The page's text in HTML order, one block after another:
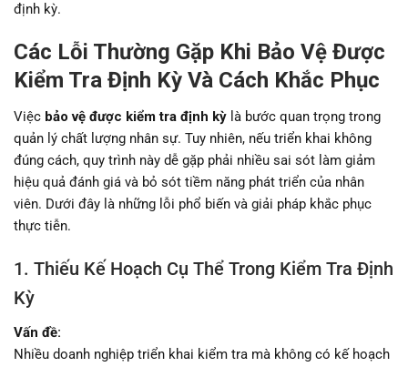
định kỳ.
Các Lỗi Thường Gặp Khi Bảo Vệ Được
Kiểm Tra Định Kỳ Và Cách Khắc Phục
Việc bảo vệ được kiểm tra định kỳ là bước quan trọng trong
quản lý chất lượng nhân sự. Tuy nhiên, nếu triển khai không
đúng cách, quy trình này dễ gặp phải nhiều sai sót làm giảm
hiệu quả đánh giá và bỏ sót tiềm năng phát triển của nhân
viên. Dưới đây là những lỗi phổ biến và giải pháp khắc phục
thực tiễn.
1. Thiếu Kế Hoạch Cụ Thể Trong Kiểm Tra Định
Kỳ
Vấn đề:
Nhiều doanh nghiệp triển khai kiểm tra mà không có kế hoạch